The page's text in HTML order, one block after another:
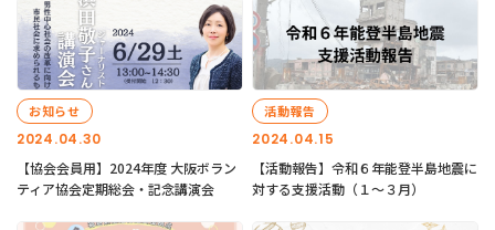
2024.04.30
お知らせ
【協会会員用】2024年度 大阪ボラン
ティア協会定期総会・記念講演会
2024.04.15
活動報告
【活動報告】令和６年能登半島地震に
対する支援活動（１〜３月）